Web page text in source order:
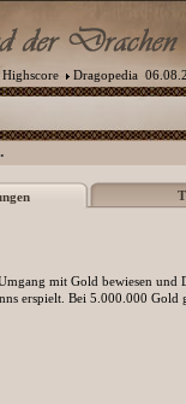
Highscore Dragopedia
mit Gold bewiesen und
erspielt. Bei 5.000.000 Gold